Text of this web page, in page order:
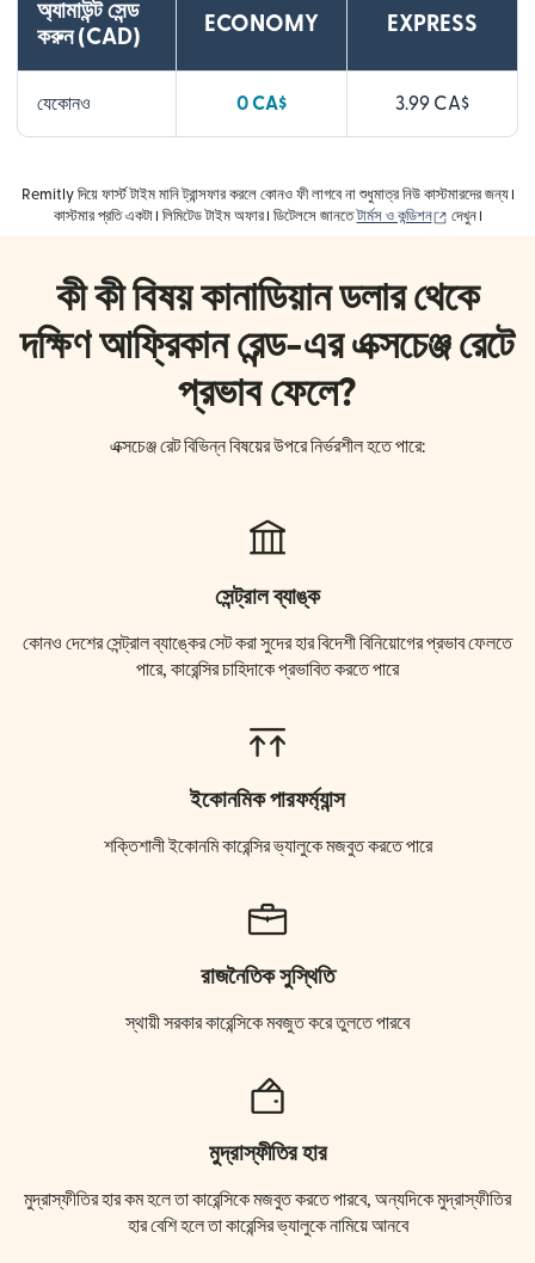
অ্যামাউন্ট সেন্ড
করুন (CAD)
ECONOMY EXPRESS
যেকোনও 0 CA$ 3.99 CA$
Remitly দিয়ে ফার্স্ট টাইম মানি ট্রান্সফার করলে কোনও ফী লাগবে না শুধুমাত্র নিউ কাস্টমারদের জন্য।
কাস্টমার প্রতি একটা। লিমিটেড টাইম অফার। ডিটেলসে জানতেটার্মস ও কন্ডিশন (নতুন উইন্ডোতে
দেখুন।
কী কী বিষয় কানাডিয়ান ডলার থেকে
দক্ষিণ আফ্রিকান রেন্ড-এর এক্সচেঞ্জ রেটে
প্রভাব ফেলে?
এক্সচেঞ্জ রেট বিভিন্ন বিষয়ের উপরে নির্ভরশীল হতে পারে:
সেন্ট্রাল ব্যাঙ্ক
কোনও দেশের সেন্ট্রাল ব্যাঙ্কের সেট করা সুদের হার বিদেশী বিনিয়োগের প্রভাব ফেলতে
পারে, কারেন্সির চাহিদাকে প্রভাবিত করতে পারে
ইকোনমিক পারফর্ম্যান্স
শক্তিশালী ইকোনমি কারেন্সির ভ্যালুকে মজবুত করতে পারে
রাজনৈতিক সুস্থিতি
স্থায়ী সরকার কারেন্সিকে মবজুত করে তুলতে পারবে
মুদ্রাস্ফীতির হার
মুদ্রাস্ফীতির হার কম হলে তা কারেন্সিকে মজবুত করতে পারবে, অন্যদিকে মুদ্রাস্ফীতির
হার বেশি হলে তা কারেন্সির ভ্যালুকে নামিয়ে আনবে